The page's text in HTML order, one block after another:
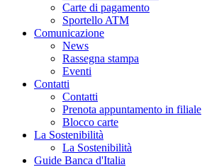
Carte di pagamento
Sportello ATM
Comunicazione
News
Rassegna stampa
Eventi
Contatti
Contatti
Prenota appuntamento in filiale
Blocco carte
La Sostenibilità
La Sostenibilità
Guide Banca d'Italia